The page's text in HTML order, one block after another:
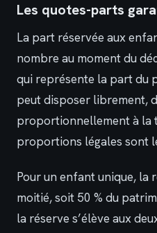
Les quotes-parts
La part réservée aux
nombre au moment du
qui représente la part du
peut disposer librement,
proportionnellement à la
proportions légales sont
Pour un enfant unique, la
moitié, soit 50 % du
la réserve s’élève aux